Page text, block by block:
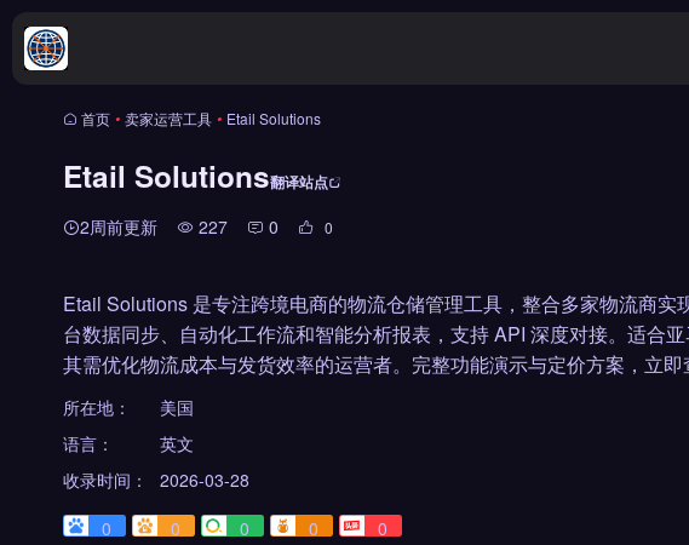
首页 • 卖家运营工具 • Etail Solutions
Etail Solutions翻译站点
2周前更新 227 0 0
Etail Solutions 是专注跨境电商的物流仓储管理工具，整合多家物流商
台数据同步、自动化工作流和智能分析报表，支持 API 深度对接。适合
其需优化物流成本与发货效率的运营者。完整功能演示与定价方案，立
所在地：
美国
语言：
英文
收录时间：
2026-03-28
0
0 0 0 0